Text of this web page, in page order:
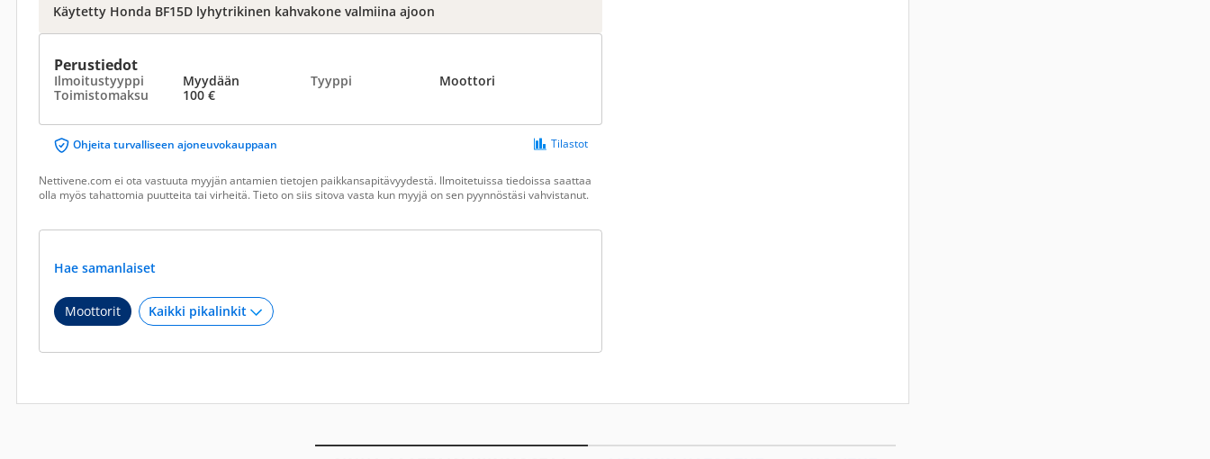
Käytetty Honda BF15D lyhytrikinen kahvakone valmiina ajoon
Perustiedot
Ilmoitustyyppi Myydään Tyyppi
Moottori
Toimistomaksu
100 €
Ohjeita turvalliseen ajoneuvokauppaan Tilastot
Nettivene.com ei ota vastuuta myyjän antamien tietojen paikkansapitävyydestä. Ilmoitetuissa tiedoissa saattaa
olla myös tahattomia puutteita tai virheitä. Tieto on siis sitova vasta kun myyjä on sen pyynnöstäsi vahvistanut.
Hae samanlaiset
Moottorit